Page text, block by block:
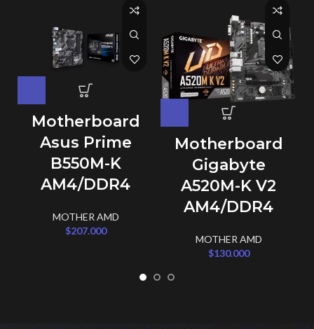
Motherboard
Asus Prime
B550M-K
AM4/DDR4
MOTHER AMD
$207.000
Motherboard
Gigabyte
A520M-K V2
AM4/DDR4
MOTHER AMD
$130.000